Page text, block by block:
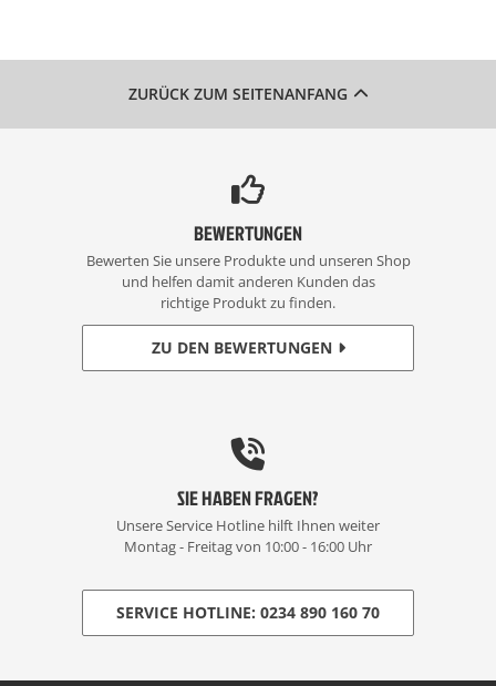
ZURÜCK ZUM SEITENANFANG
BEWERTUNGEN
Bewerten Sie unsere Produkte und unseren Shop
und helfen damit anderen Kunden das
richtige Produkt zu finden.
ZU DEN BEWERTUNGEN
SIE HABEN FRAGEN?
Unsere Service Hotline hilft Ihnen weiter
Montag - Freitag von 10:00 - 16:00 Uhr
SERVICE HOTLINE: 0234 890 160 70